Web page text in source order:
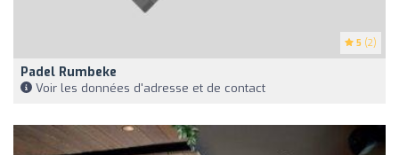
5 (2)
Padel Rumbeke
Voir les données d'adresse et de contact